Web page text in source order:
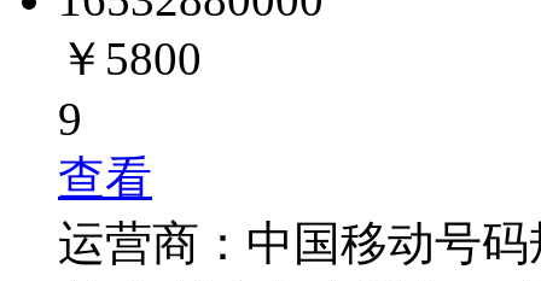
￥5800
9
查看
运营商： 中国移动号